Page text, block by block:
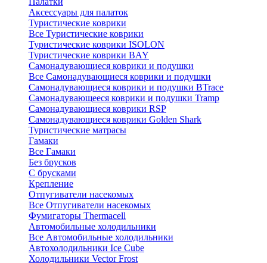
Аксессуары для палаток
Туристические коврики
Все Туристические коврики
Туристические коврики ISOLON
Туристические коврики BAY
Самонадувающиеся коврики и подушки
Все Самонадувающиеся коврики и подушки
Самонадувающиеся коврики и подушки BTrace
Самонадувающееся коврики и подушки Tramp
Самонадувающиеся коврики RSP
Самонадувающиеся коврики Golden Shark
Туристические матрасы
Гамаки
Все Гамаки
Без брусков
С брусками
Крепление
Отпугиватели насекомых
Все Отпугиватели насекомых
Фумигаторы Thermacell
Автомобильные холодильники
Все Автомобильные холодильники
Автохолодильники Ice Cube
Холодильники Vector Frost